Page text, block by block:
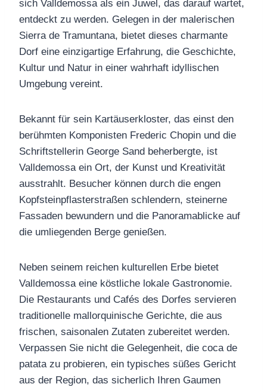
sich Valldemossa als ein Juwel, das darauf wartet,
entdeckt zu werden. Gelegen in der malerischen
Sierra de Tramuntana, bietet dieses charmante
Dorf eine einzigartige Erfahrung, die Geschichte,
Kultur und Natur in einer wahrhaft idyllischen
Umgebung vereint.
Bekannt für sein Kartäuserkloster, das einst den
berühmten Komponisten Frederic Chopin und die
Schriftstellerin George Sand beherbergte, ist
Valldemossa ein Ort, der Kunst und Kreativität
ausstrahlt. Besucher können durch die engen
Kopfsteinpflasterstraßen schlendern, steinerne
Fassaden bewundern und die Panoramablicke auf
die umliegenden Berge genießen.
Neben seinem reichen kulturellen Erbe bietet
Valldemossa eine köstliche lokale Gastronomie.
Die Restaurants und Cafés des Dorfes servieren
traditionelle mallorquinische Gerichte, die aus
frischen, saisonalen Zutaten zubereitet werden.
Verpassen Sie nicht die Gelegenheit, die coca de
patata zu probieren, ein typisches süßes Gericht
aus der Region, das sicherlich Ihren Gaumen